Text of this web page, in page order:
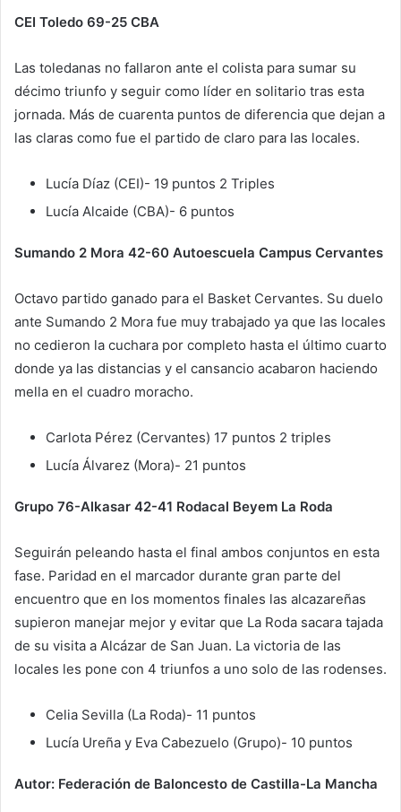
CEI Toledo 69-25 CBA
Las toledanas no fallaron ante el colista para sumar su
décimo triunfo y seguir como líder en solitario tras esta
jornada. Más de cuarenta puntos de diferencia que dejan a
las claras como fue el partido de claro para las locales.
Lucía Díaz (CEI)- 19 puntos 2 Triples
Lucía Alcaide (CBA)- 6 puntos
Sumando 2 Mora 42-60 Autoescuela Campus Cervantes
Octavo partido ganado para el Basket Cervantes. Su duelo
ante Sumando 2 Mora fue muy trabajado ya que las locales
no cedieron la cuchara por completo hasta el último cuarto
donde ya las distancias y el cansancio acabaron haciendo
mella en el cuadro moracho.
Carlota Pérez (Cervantes) 17 puntos 2 triples
Lucía Álvarez (Mora)- 21 puntos
Grupo 76-Alkasar 42-41 Rodacal Beyem La Roda
Seguirán peleando hasta el final ambos conjuntos en esta
fase. Paridad en el marcador durante gran parte del
encuentro que en los momentos finales las alcazareñas
supieron manejar mejor y evitar que La Roda sacara tajada
de su visita a Alcázar de San Juan. La victoria de las
locales les pone con 4 triunfos a uno solo de las rodenses.
Celia Sevilla (La Roda)- 11 puntos
Lucía Ureña y Eva Cabezuelo (Grupo)- 10 puntos
Autor: Federación de Baloncesto de Castilla-La Mancha